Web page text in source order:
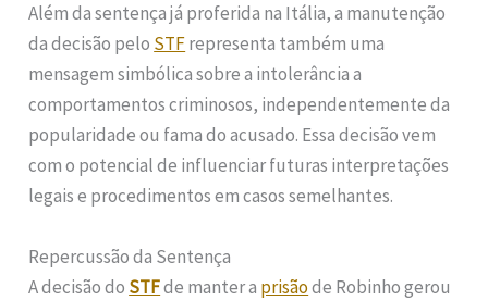
Além da sentença já proferida na Itália, a manutenção
da decisão pelo STFrepresenta também uma
mensagem simbólica sobre a intolerância a
comportamentos criminosos, independentemente da
popularidade ou fama do acusado. Essa decisão vem
com o potencial de influenciar futuras interpretações
legais e procedimentos em casos semelhantes.
Repercussão da Sentença
A decisão do STFde manter a prisãode Robinho gerou